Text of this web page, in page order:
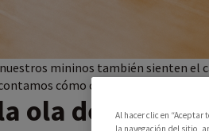
mininos también sienten el
cómo cuidar a tu michi en
ola de calor a
Al hacer clic en